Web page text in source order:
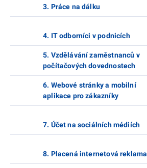
3. Práce na dálku
4. IT odborníci v podnicích
5. Vzdělávání zaměstnanců v
počítačových dovednostech
6. Webové stránky a mobilní
aplikace pro zákazníky
7. Účet na sociálních médiích
8. Placená internetová reklama